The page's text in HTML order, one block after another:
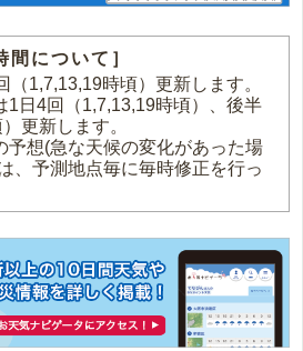
間について］
1,7,13,19時頃）更新します。
1日4回（1,7,13,19時頃）、後半
更新します。
想(急な天候の変化があった場
、予測地点毎に毎時修正を行っ